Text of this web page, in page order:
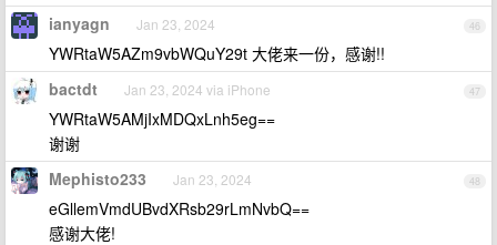
46
ianyagn Jan 23, 2024
YWRtaW5AZm9vbWQuY29t 大佬来一份，感谢!!
47
bactdt Jan 23, 2024 via iPhone
YWRtaW5AMjIxMDQxLnh5eg==
谢谢
48
Mephisto233 Jan 23, 2024
eGllemVmdUBvdXRsb29rLmNvbQ==
感谢大佬!